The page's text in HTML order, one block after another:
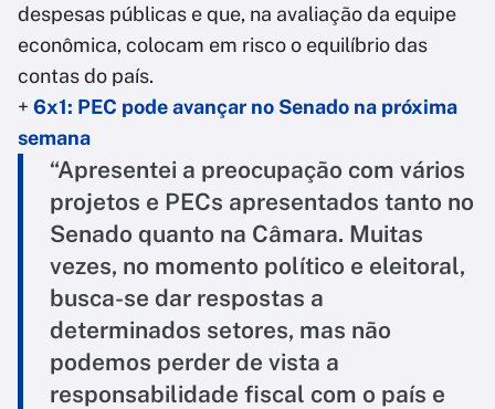
despesas públicas e que, na avaliação da equipe
econômica, colocam em risco o equilíbrio das
contas do país.
+ 6x1: PEC pode avançar no Senado na próxima
semana
“Apresentei a preocupação com vários
projetos e PECs apresentados tanto no
Senado quanto na Câmara. Muitas
vezes, no momento político e eleitoral,
busca-se dar respostas a
determinados setores, mas não
podemos perder de vista a
responsabilidade fiscal com o país e